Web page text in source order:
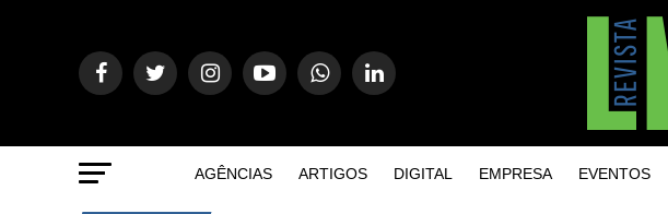
AGÊNCIAS ARTIGOS DIGITAL EMPRESA EVENTOS